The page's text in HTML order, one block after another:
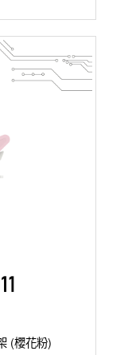
(櫻花粉)